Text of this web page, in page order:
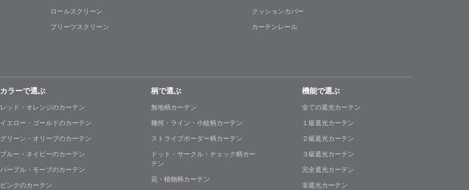
ロールスクリーン
プリーツスクリーン
クッションカバー
カーテンレール
カラーで選ぶ
レッド・オレンジのカーテン
イエロー・ゴールドのカーテン
グリーン・オリーブのカーテン
ブルー・ネイビーのカーテン
パープル・モーブのカーテン
ピンクのカーテン
柄で選ぶ
無地柄カーテン
幾何・ライン・小紋柄カーテン
ストライプボーダー柄カーテン
ドット・サークル・チェック柄カー
テン
花・植物柄カーテン
機能で選ぶ
全ての遮光カーテン
１級遮光カーテン
２級遮光カーテン
３級遮光カーテン
完全遮光カーテン
非遮光カーテン